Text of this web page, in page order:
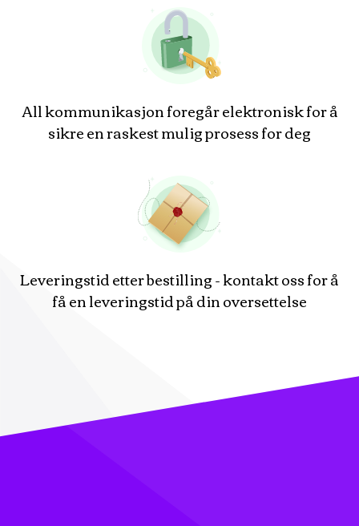
All kommunikasjon foregår elektronisk for å
sikre en raskest mulig prosess for deg
Leveringstid etter bestilling - kontakt oss for å
få en leveringstid på din oversettelse